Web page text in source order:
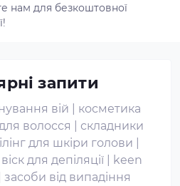
нам для безкоштовної
запити
вій
косметика
волосся
складники
для шкіри голови
віск для депіляції
keen
засоби від випадіння